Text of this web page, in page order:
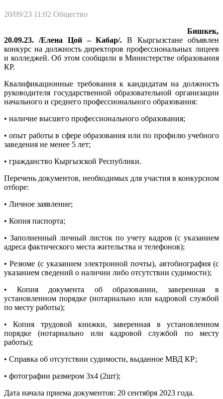
20/09/23 11:02 Общество
Бишкек,
20.09.23. /Елена Цой – Кабар/. В Кыргызстане объявлен
конкурс на должность директоров профессиональных лицеев
и колледжей. Об этом сообщили в Министерстве образования
КР.
Квалификационные требования к кандидатам на должность
руководителя государственной образовательной организации
начального и среднего профессионального образования:
• наличие высшего профессионального образования;
• опыт работы в сфере образования или по профилю учебного
заведения не менее 5 лет;
• гражданство Кыргызской Республики.
Перечень документов, необходимых для участия в конкурсном
отборе:
• Личное заявление;
• Копия паспорта;
• Заполненный личный листок по учету кадров (с указанием
адреса фактического места жительства и телефонов);
• Резюме (с указанием электронной почты), автобиография (с
указанием сведений о наличии либо отсутствии судимости);
• Копия документа об образовании, заверенная в
установленном порядке (нотариально или кадровой службой
по месту работы);
• Копия трудовой книжки, заверенная в установленном
порядке (нотариально или кадровой службой по месту
работы);
• Справка об отсутствии судимости, выданное МВД КР;
• фотографии размером 3х4 (2шт);
Дата начала приема документов: 20 сентября 2023 года.